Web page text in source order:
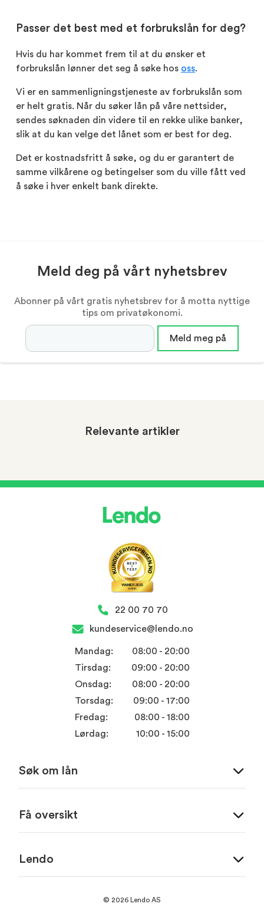
Passer det best med et forbrukslån for deg?
Hvis du har kommet frem til at du ønsker et
forbrukslån lønner det seg å søke hos oss.
Vi er en sammenligningstjeneste av forbrukslån som
er helt gratis. Når du søker lån på våre nettsider,
sendes søknaden din videre til en rekke ulike banker,
slik at du kan velge det lånet som er best for deg.
Det er kostnadsfritt å søke, og du er garantert de
samme vilkårene og betingelser som du ville fått ved
å søke i hver enkelt bank direkte.
Meld deg på vårt nyhetsbrev
Abonner på vårt gratis nyhetsbrev for å motta nyttige
tips om privatøkonomi.
Epostadresse
Meld meg på
Relevante artikler
22 00 70 70
kundeservice@lendo.no
Mandag:
08:00 - 20:00
Tirsdag:
09:00 - 20:00
Onsdag:
08:00 - 20:00
Torsdag:
09:00 - 17:00
Fredag:
08:00 - 18:00
Lørdag:
10:00 - 15:00
Søk om lån
Få oversikt
Lendo
© 2026 Lendo AS